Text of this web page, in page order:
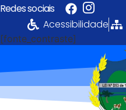
Redes sociais
Acessibilidade
[fonte_contraste]